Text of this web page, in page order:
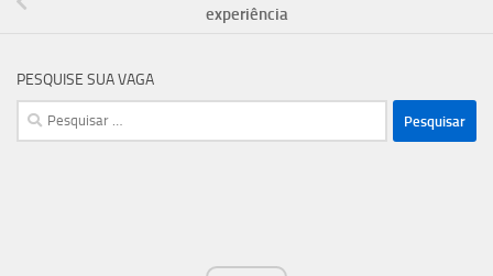
experiência
PESQUISE SUA VAGA
Pesquisar
por: